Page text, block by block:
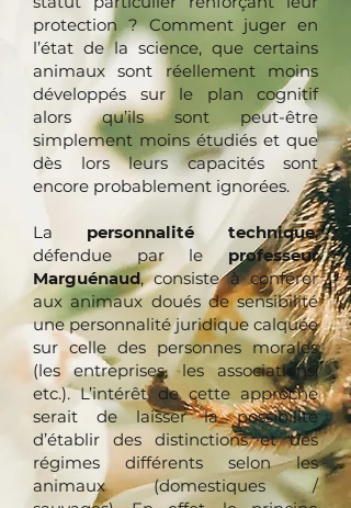
protection ? Comment juger en
l’état de la science, que certains
animaux sont réellement moins
développés sur le plan cognitif
alors qu’ils sont peut-être
simplement moins étudiés et que
dès lors leurs capacités sont
encore probablement ignorées.
La personnalité technique,
défendue par leprofesseur
Marguénaud, consiste à conférer
aux animaux doués de sensibilité
une personnalité juridique calquée
sur celle des personnes morales
(les entreprises, les associations,
etc.). L’intérêt de cette approche
serait de laisser la possibilité
d’établir des distinctions et des
régimes différents selon les
animaux (domestiques /